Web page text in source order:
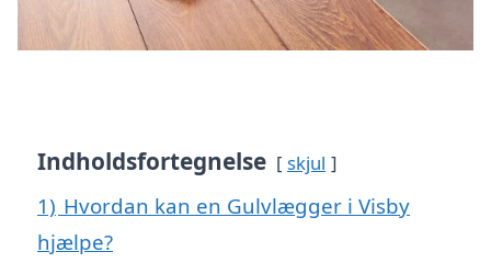
Indholdsfortegnelse skjul
1) Hvordan kan en Gulvlægger i Visby
hjælpe?